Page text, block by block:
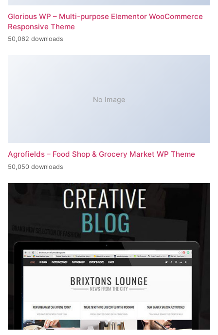
Glorious WP – Multi-purpose Elementor WooCommerce
Responsive Theme
50,062 downloads
No Image
Agrofields – Food Shop & Grocery Market WP Theme
50,050 downloads